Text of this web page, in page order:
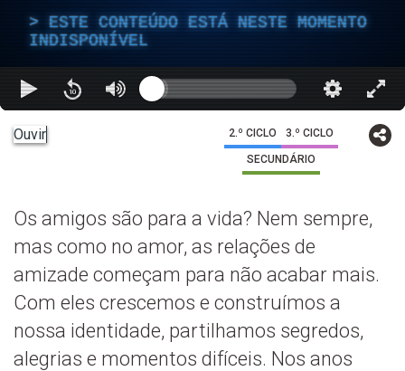
ESTE CONTEÚDO ESTÁ NESTE MOMENTO
INDISPONÍVEL
Ouvir 2.º CICLO 3.º CICLO
SECUNDÁRIO
Os amigos são para a vida? Nem sempre,
mas como no amor, as relações de
amizade começam para não acabar mais.
Com eles crescemos e construímos a
nossa identidade, partilhamos segredos,
alegrias e momentos difíceis. Nos anos